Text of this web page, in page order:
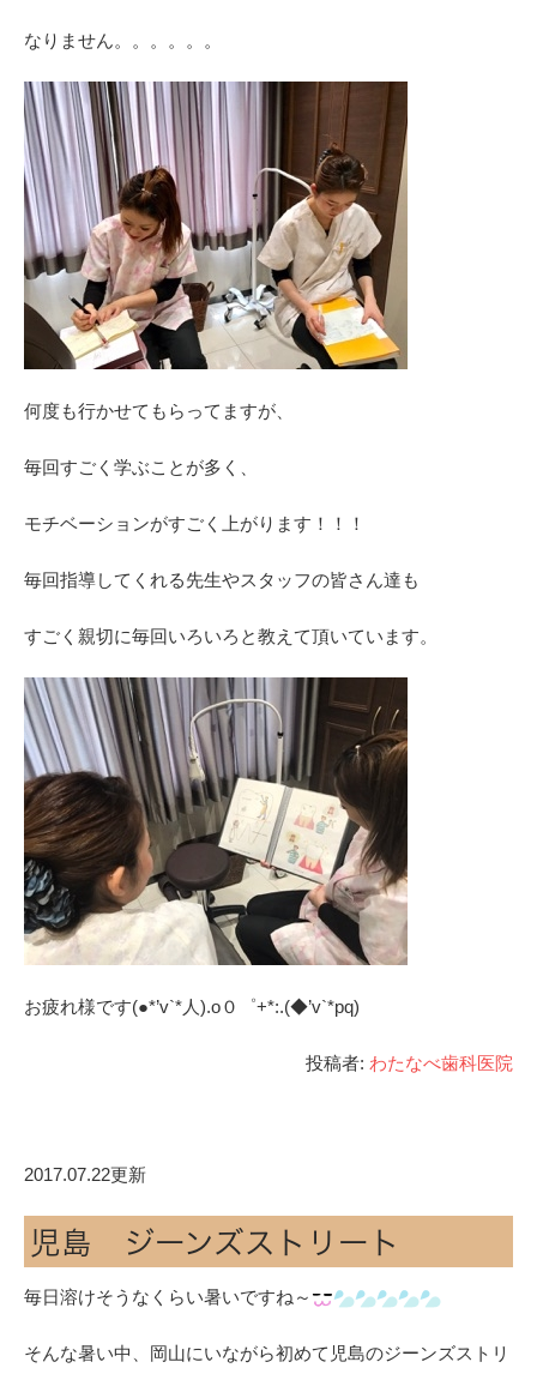
なりません。。。。。。
何度も行かせてもらってますが、
毎回すごく学ぶことが多く、
モチベーションがすごく上がります！！！
毎回指導してくれる先生やスタッフの皆さん達も
すごく親切に毎回いろいろと教えて頂いています。
お疲れ様です(●*’v`*人).o０゜+*:.(◆’v`*pq)
投稿者: わたなべ歯科医院
2017.07.22更新
児島 ジーンズストリート
毎日溶けそうなくらい暑いですね～
そんな暑い中、岡山にいながら初めて児島のジーンズストリ